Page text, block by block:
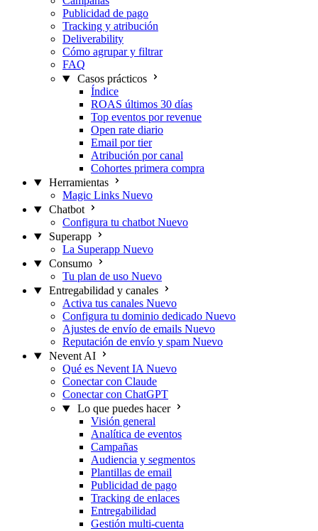
Publicidad de pago
Tracking y atribución
Deliverability
Cómo agrupar y filtrar
FAQ
Casos prácticos
Índice
ROAS últimos 30 días
Top eventos por revenue
Open rate diario
Email por tier
Atribución por canal
Cohortes primera compra
Herramientas
Magic Links Nuevo
Chatbot
Configura tu chatbot Nuevo
Superapp
La Superapp Nuevo
Consumo
Tu plan de uso Nuevo
Entregabilidad y canales
Activa tus canales Nuevo
Configura tu dominio dedicado Nuevo
Ajustes de envío de emails Nuevo
Reputación de envío y spam Nuevo
Nevent AI
Qué es Nevent IA Nuevo
Conectar con Claude
Conectar con ChatGPT
Lo que puedes hacer
Visión general
Analítica de eventos
Campañas
Audiencia y segmentos
Plantillas de email
Publicidad de pago
Tracking de enlaces
Entregabilidad
Gestión multi-cuenta